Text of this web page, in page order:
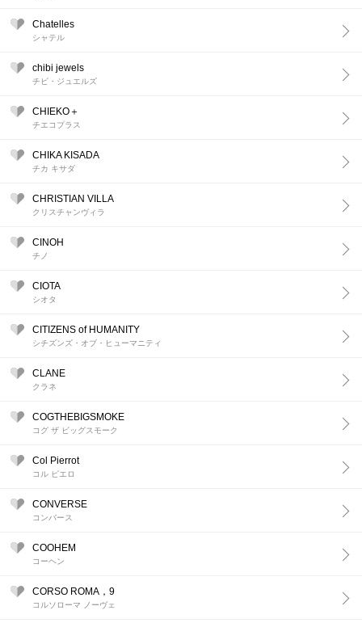
Chatelles
シャテル
chibi jewels
チビ・ジュエルズ
CHIEKO＋
チエコプラス
CHIKA KISADA
チカ キサダ
CHRISTIAN VILLA
クリスチャンヴィラ
CINOH
チノ
CIOTA
シオタ
CITIZENS of HUMANITY
シチズンズ・オブ・ヒューマニティ
CLANE
クラネ
COGTHEBIGSMOKE
コグ ザ ビッグスモーク
Col Pierrot
コル ピエロ
CONVERSE
コンバース
COOHEM
コーヘン
CORSO ROMA，9
コルソローマ ノーヴェ